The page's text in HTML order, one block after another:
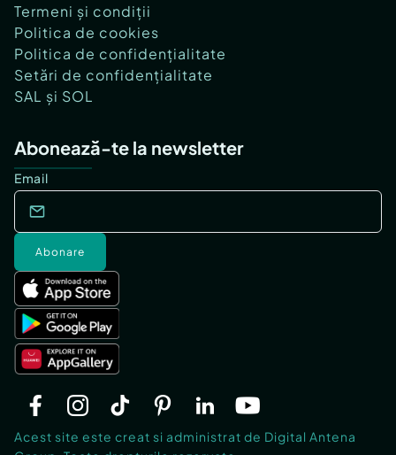
Termeni și condiții
Politica de cookies
Politica de confidențialitate
Setări de confidențialitate
SAL și SOL
Abonează-te la newsletter
Email
Abonare
Acest site este creat si administrat de Digital Antena